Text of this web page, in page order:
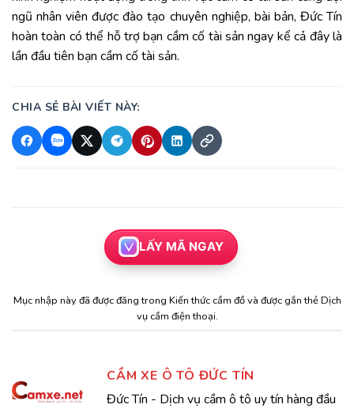
ngũ nhân viên được đào tạo chuyên nghiệp, bài bản, Đức Tín
hoàn toàn có thể hỗ trợ bạn cầm cố tài sản ngay kể cả đây là
lần đầu tiên bạn cầm cố tài sản.
CHIA SẺ BÀI VIẾT NÀY:
LẤY MÃ NGAY
Mục nhập này đã được đăng trong Kiến thức cầm đồvà được gắn thẻDịch
vụ cầm điện thoại.
CẦM XE Ô TÔ ĐỨC TÍN
Đức Tín - Dịch vụ cầm ô tô uy tín hàng đầu